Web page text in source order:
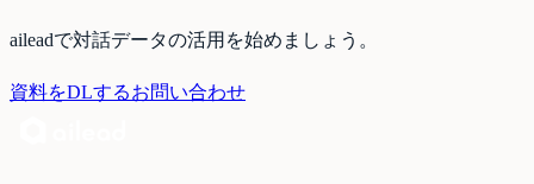
aileadで対話データの活用を始めましょう。
資料をDLするお問い合わせ